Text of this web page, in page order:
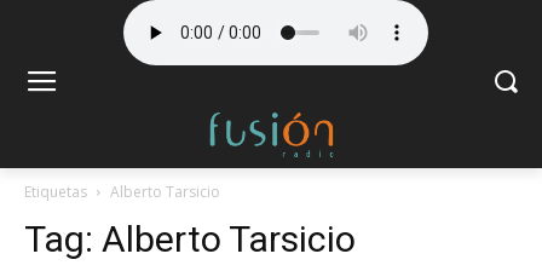
Etiquetas Alberto Tarsicio
Tag: Alberto Tarsicio